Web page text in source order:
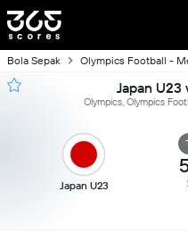
Bola Sepak Olympics Football -
Japan U23
Olympics, Olympics
Japan U23